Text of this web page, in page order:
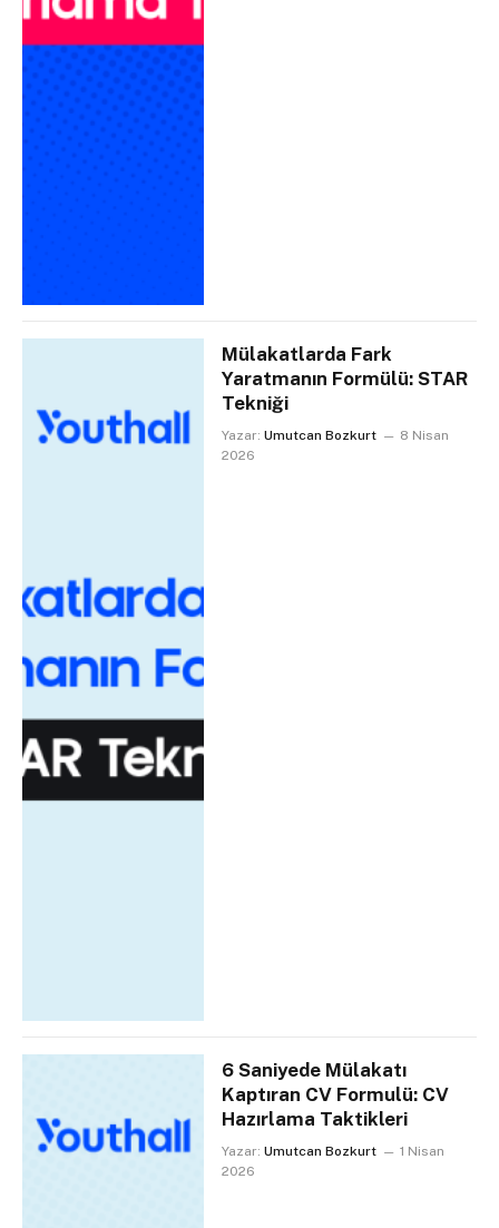
Mülakatlarda Fark
Yaratmanın Formülü: STAR
Tekniği
Yazar: Umutcan Bozkurt
8 Nisan
2026
6 Saniyede Mülakatı
Kaptıran CV Formulü: CV
Hazırlama Taktikleri
Yazar: Umutcan Bozkurt
1 Nisan
2026